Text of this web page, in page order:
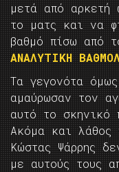
μετά από
το ματς και να
βαθμό πίσω από
ΑΝΑΛΥΤΙΚΗ
Τα γεγονότα
αμαύρωσαν τον
αυτό το σκηνικό
Ακόμα και
Κώστας Ψάρρης
με αυτούς τους